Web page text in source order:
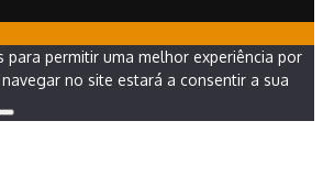
para permitir uma melhor experiência por
no site estará a consentir a sua